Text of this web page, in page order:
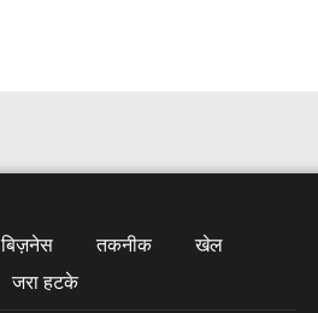
बिज़नेस तकनीक
खेल
जरा हटके